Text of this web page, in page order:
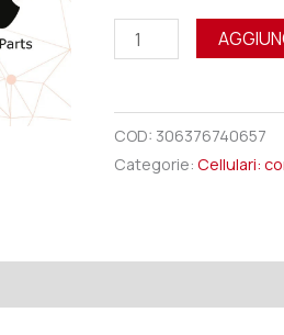
COD: 306376740657
Categorie:Cellulari: